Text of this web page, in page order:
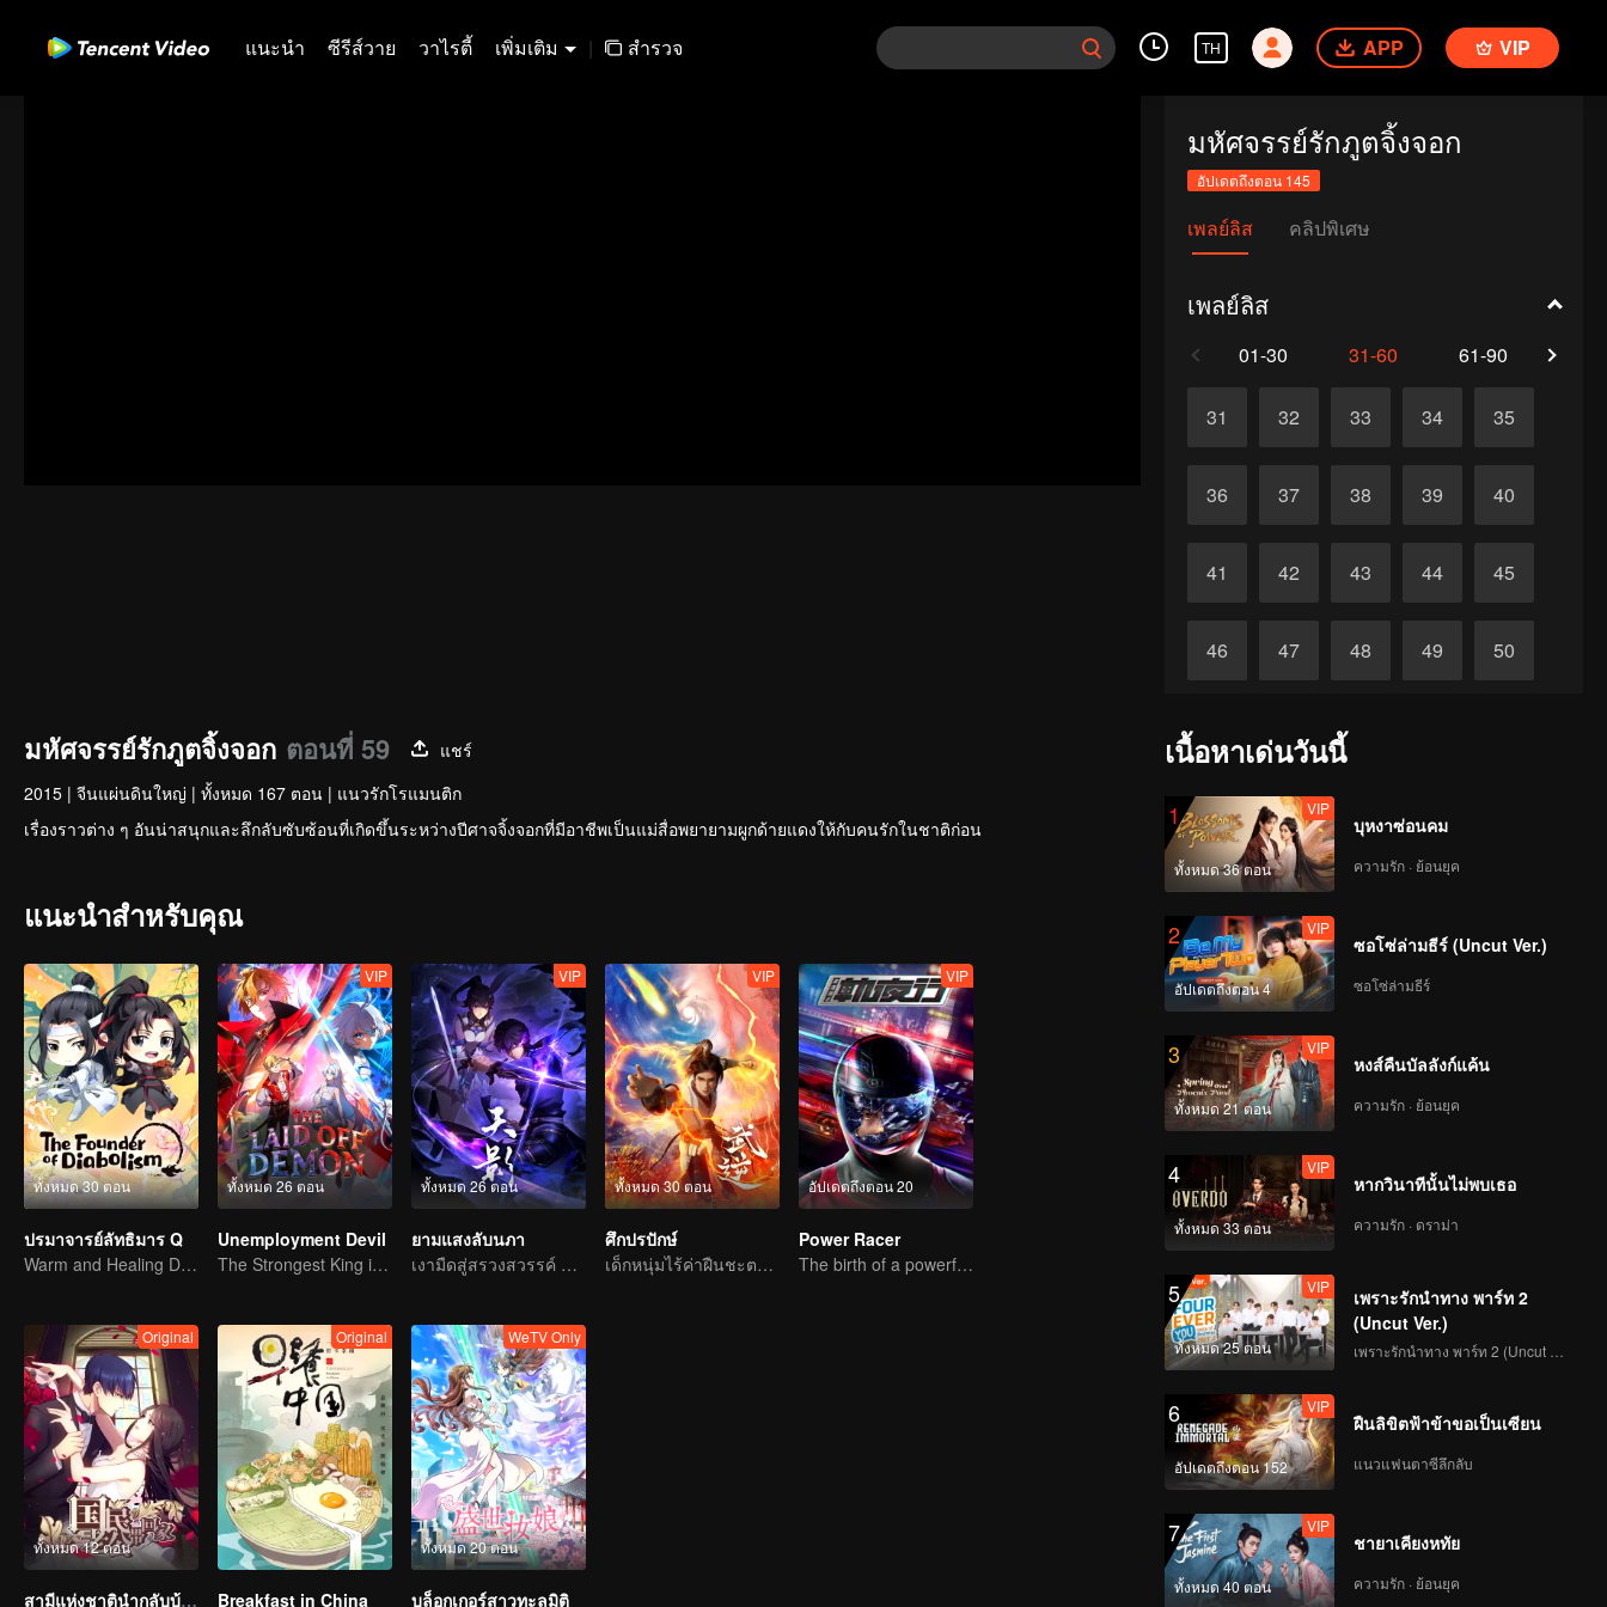
แนะนำ ซีรีส์วาย วาไรตี้ เพิ่มเติม | สำรวจ TH APP VIP
มหัศจรรย์รักภูตจิ้งจอก
อัปเดตถึงตอน 145
เพลย์ลิส คลิปพิเศษ
เพลย์ลิส
01-30 31-60 61-90
31 32 33 34 35
36 37 38 39 40
41 42 43 44 45
46 47 48 49 50
56 57
มหัศจรรย์รักภูตจิ้งจอก ตอนที่ 59
แชร์
2015 | จีนแผ่นดินใหญ่ | ทั้งหมด 167 ตอน | แนวรักโรแมนติก
เรื่องราวต่าง ๆ อันน่าสนุกและลึกลับซับซ้อนที่เกิดขึ้นระหว่างปีศาจจิ้งจอกที่มีอาชีพเป็นแม่สื่อพยายามผูกด้ายแดงให้กับคนรักในชาติก่อน
แนะนำสำหรับคุณ
ทั้งหมด 30 ตอน
ปรมาจารย์ลัทธิมาร Q
Warm and Healing Daily Life
ทั้งหมด 26 ตอน
VIP
Unemployment Devil
The Strongest King in the Demon World Suddenly Gets Laid Off?
ทั้งหมด 26 ตอน
VIP
ยามแสงลับนภา
เงามืดสู่สรวงสวรรค์ แผดเผาวิญญาณพิทักษ์ความดี
ทั้งหมด 30 ตอน
VIP
ศึกปรปักษ์
เด็กหนุ่มไร้ค่าฝืนชะตาเป็นเทพ
อัปเดตถึงตอน 20
VIP
Power Racer
The birth of a powerful racer.
ทั้งหมด 12 ตอน
Original
สามีแห่งชาตินำกลับบ้าน SS1
Original
Breakfast in China
ทั้งหมด 20 ตอน
WeTV Only
บล็อกเกอร์สาวทะลุมิติ
เนื้อหาเด่นวันนี้
1
ทั้งหมด 36 ตอน
VIP
บุหงาซ่อนคม
ความรัก · ย้อนยุค
2
อัปเดตถึงตอน 4
VIP
ซอโซ่ล่ามธีร์ (Uncut Ver.)
ซอโซ่ล่ามธีร์
3
ทั้งหมด 21 ตอน
VIP
หงส์คืนบัลลังก์แค้น
ความรัก · ย้อนยุค
4
ทั้งหมด 33 ตอน
VIP
หากวินาทีนั้นไม่พบเธอ
ความรัก · ดราม่า
5
ทั้งหมด 25 ตอน
VIP
เพราะรักนำทาง พาร์ท 2
(Uncut Ver.)
6
อัปเดตถึงตอน 152
VIP
ฝืนลิขิตฟ้าข้าขอเป็นเซียน
แนวแฟนตาซีลึกลับ
7
ทั้งหมด 40 ตอน
VIP
ชายาเคียงหทัย
ความรัก · ย้อนยุค